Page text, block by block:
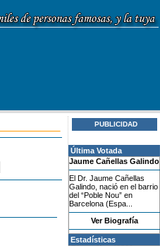
PUBLICIDAD
Última Votada
Jaume Cañellas Galindo
El Dr. Jaume Cañellas
Galindo, nació en el barrio
del “Poble Nou” en
Barcelona (Espa...
Ver Biografía
Estadísticas